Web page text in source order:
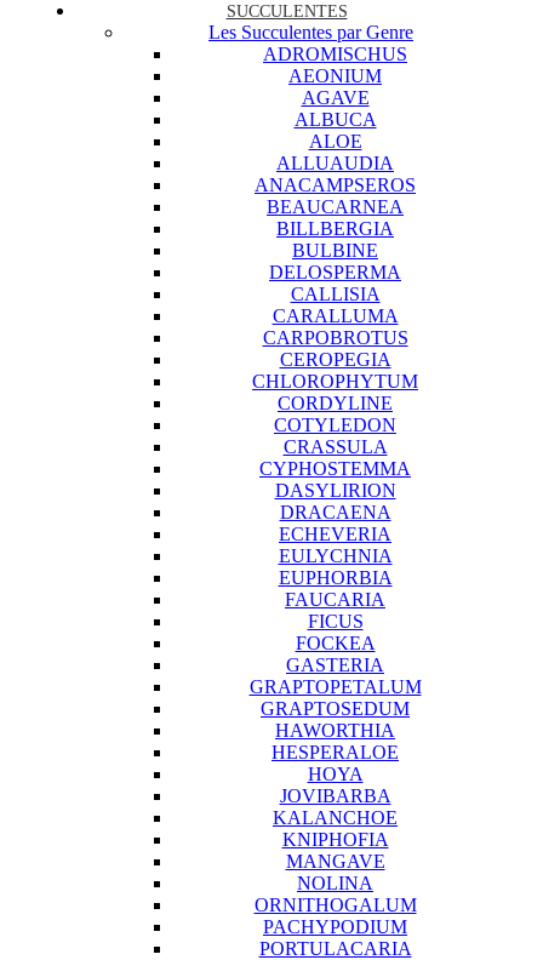
SUCCULENTES
Les Succulentes par Genre
ADROMISCHUS
AEONIUM
AGAVE
ALBUCA
ALOE
ALLUAUDIA
ANACAMPSEROS
BEAUCARNEA
BILLBERGIA
BULBINE
DELOSPERMA
CALLISIA
CARALLUMA
CARPOBROTUS
CEROPEGIA
CHLOROPHYTUM
CORDYLINE
COTYLEDON
CRASSULA
CYPHOSTEMMA
DASYLIRION
DRACAENA
ECHEVERIA
EULYCHNIA
EUPHORBIA
FAUCARIA
FICUS
FOCKEA
GASTERIA
GRAPTOPETALUM
GRAPTOSEDUM
HAWORTHIA
HESPERALOE
HOYA
JOVIBARBA
KALANCHOE
KNIPHOFIA
MANGAVE
NOLINA
ORNITHOGALUM
PACHYPODIUM
PORTULACARIA